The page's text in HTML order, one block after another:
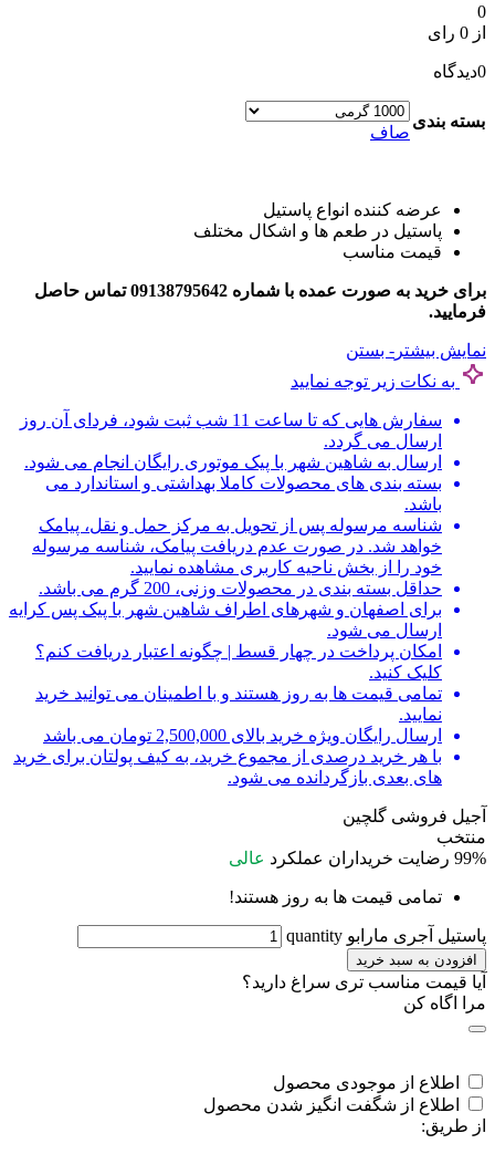
0
از 0 رای
0دیدگاه
بسته بندی
صاف
عرضه کننده انواع پاستیل
پاستیل در طعم ها و اشکال مختلف
قیمت مناسب
برای خرید به صورت عمده با شماره 09138795642 تماس حاصل
فرمایید.
نمایش بیشتر - بستن
به نکات زیر توجه نمایید
سفارش هایی که تا ساعت 11 شب ثبت شود، فردای آن روز
ارسال می گردد.
ارسال به شاهین شهر با پیک موتوری رایگان انجام می شود.
بسته بندی های محصولات کاملا بهداشتی و استاندارد می
باشد.
شناسه مرسوله پس از تحویل به مرکز حمل و نقل، پیامک
خواهد شد. در صورت عدم دریافت پیامک، شناسه مرسوله
خود را از بخش ناحیه کاربری مشاهده نمایید.
حداقل بسته بندی در محصولات وزنی، 200 گرم می باشد.
برای اصفهان و شهرهای اطراف شاهین شهر با پیک پس کرایه
ارسال می شود.
امکان پرداخت در چهار قسط | چگونه اعتبار دریافت کنم؟
کلیک کنید.
تمامی قیمت ها به روز هستند و با اطمینان می توانید خرید
نمایید.
ارسال رایگان ویژه خرید بالای 2,500,000 تومان می باشد
با هر خرید درصدی از مجموع خرید، به کیف پولتان برای خرید
های بعدی بازگردانده می شود.
آجیل فروشی گلچین
منتخب
99% رضایت خریداران عملکرد عالی
تمامی قیمت ها به روز هستند!
پاستیل آجری مارابو quantity
افزودن به سبد خرید
آیا قیمت مناسب تری سراغ دارید؟
مرا اگاه کن
اطلاع از موجودی محصول
اطلاع از شگفت انگیز شدن محصول
از طریق: